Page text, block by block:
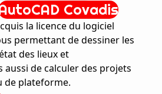
Covadis
la licence du logiciel
permettant de dessiner les
des lieux et
aussi de calculer des projets
de plateforme.